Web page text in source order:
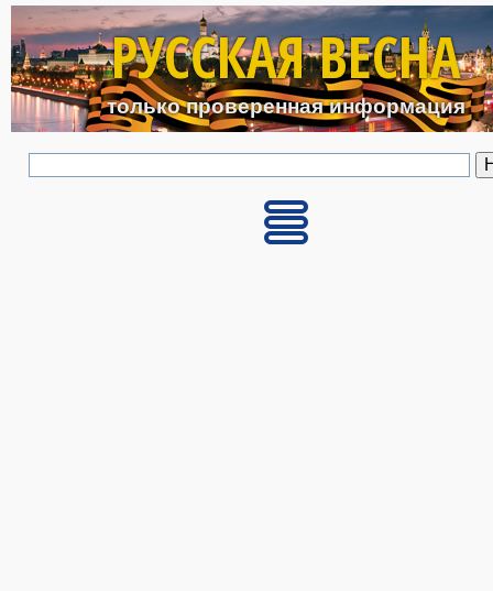
Перейти к основному
РУССКАЯ ВЕСНА
только проверенная информация